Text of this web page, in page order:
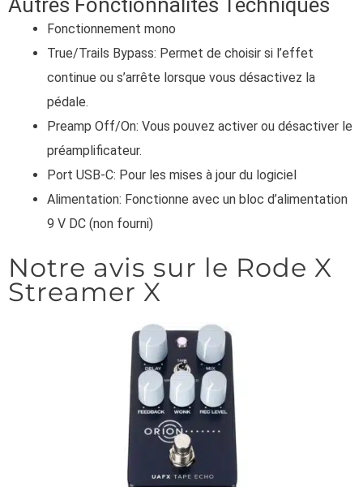
Fonctionnement mono
True/Trails Bypass: Permet de choisir si l’effet
continue ou s’arrête lorsque vous désactivez la
pédale.
Preamp Off/On: Vous pouvez activer ou désactiver le
préamplificateur.
Port USB-C: Pour les mises à jour du logiciel
Alimentation: Fonctionne avec un bloc d’alimentation
9 V DC (non fourni)
Notre avis sur le Rode X
Streamer X